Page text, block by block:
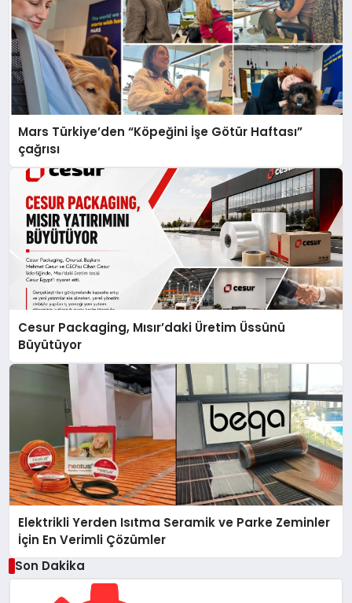
Mars Türkiye’den “Köpeğini İşe Götür Haftası”
çağrısı
Cesur Packaging, Mısır’daki Üretim Üssünü
Büyütüyor
Elektrikli Yerden Isıtma Seramik ve Parke Zeminler
İçin En Verimli Çözümler
Son Dakika